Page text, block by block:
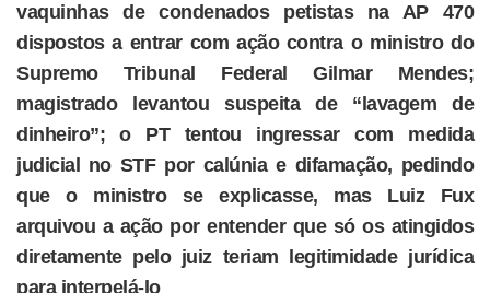
vaquinhas de condenados petistas na AP 470
dispostos a entrar com ação contra o ministro do
Supremo Tribunal Federal Gilmar Mendes;
magistrado levantou suspeita de “lavagem de
dinheiro”; o PT tentou ingressar com medida
judicial no STF por calúnia e difamação, pedindo
que o ministro se explicasse, mas Luiz Fux
arquivou a ação por entender que só os atingidos
diretamente pelo juiz teriam legitimidade jurídica
para interpelá-lo